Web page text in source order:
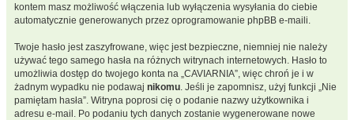
kontem masz możliwość włączenia lub wyłączenia wysyłania do ciebie
automatycznie generowanych przez oprogramowanie phpBB e-maili.
Twoje hasło jest zaszyfrowane, więc jest bezpieczne, niemniej nie należy
używać tego samego hasła na różnych witrynach internetowych. Hasło to
umożliwia dostęp do twojego konta na „CAVIARNIA”, więc chroń je i w
żadnym wypadku nie podawaj nikomu. Jeśli je zapomnisz, użyj funkcji „Nie
pamiętam hasła”. Witryna poprosi cię o podanie nazwy użytkownika i
adresu e-mail. Po podaniu tych danych zostanie wygenerowane nowe